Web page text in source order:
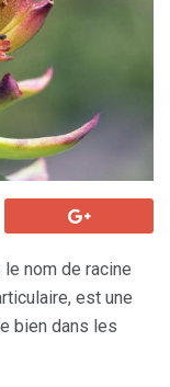
nom de racine
est une
bien dans les